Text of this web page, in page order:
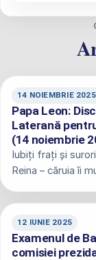
14 NOIEMBRIE 2025
Papa Leon:
Laterană
(14 noiembrie
Iubiți frați și
Reina – căruia îi
12 IUNIE 2025
Examenul de
comisiei